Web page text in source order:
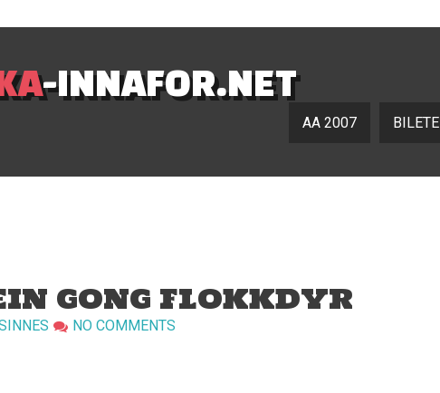
-INNAFOR.NET
AA 2007 BILETE
GONG FLOKKDYR
NO COMMENTS